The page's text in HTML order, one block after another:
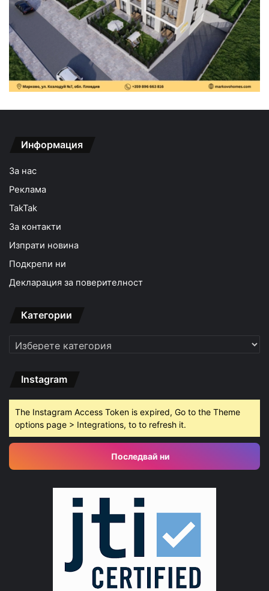
Информация
За нас
Реклама
TakTak
За контакти
Изпрати новина
Подкрепи ни
Декларация за поверителност
Категории
Категории
Instagram
The Instagram Access Token is expired, Go to the Theme
options page > Integrations, to to refresh it.
Последвай ни